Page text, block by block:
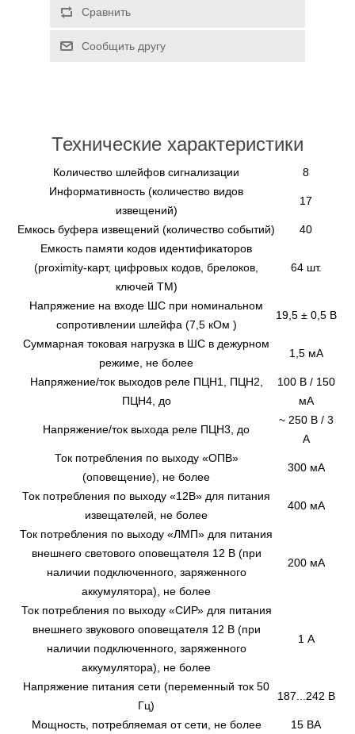
Технические характеристики
Количество шлейфов сигнализации
8
Информативность (количество видов
извещений)
17
Емкось буфера извещений (количество событий)
40
Емкость памяти кодов идентификаторов
(proximity-карт, цифровых кодов, брелоков,
ключей ТМ)
64 шт.
Напряжение на входе ШС при номинальном
сопротивлении шлейфа (7,5 кОм )
19,5 ± 0,5 В
Суммарная токовая нагрузка в ШС в дежурном
режиме, не более
1,5 мА
Напряжение/ток выходов реле ПЦН1, ПЦН2,
ПЦН4, до
100 В / 150
мА
Напряжение/ток выхода реле ПЦН3, до
~ 250 В / 3
А
Ток потребления по выходу «ОПВ»
(оповещение), не более
300 мА
Ток потребления по выходу «12В» для питания
извещателей, не более
400 мА
Ток потребления по выходу «ЛМП» для питания
внешнего светового оповещателя 12 В (при
наличии подключенного, заряженного
аккумулятора), не более
200 мА
Ток потребления по выходу «СИР» для питания
внешнего звукового оповещателя 12 В (при
наличии подключенного, заряженного
аккумулятора), не более
1 А
Напряжение питания сети (переменный ток 50
Гц)
187...242 В
Мощность, потребляемая от сети, не более
15 ВА